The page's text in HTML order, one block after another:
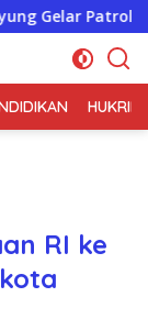
Siskamling
HUKRIM
RI ke